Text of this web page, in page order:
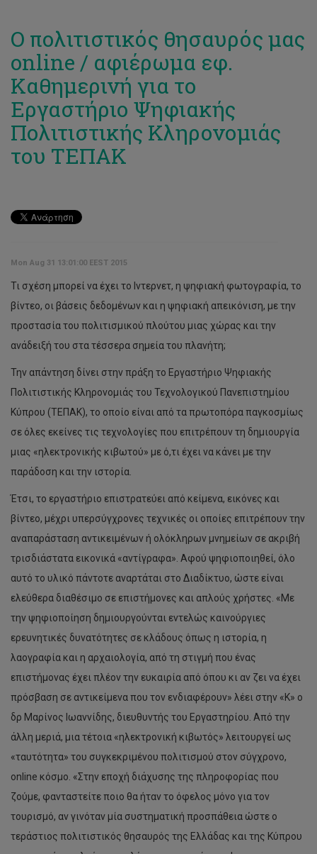
Ο πολιτιστικός θησαυρός μας
online / αφιέρωμα εφ.
Καθημερινή για το
Εργαστήριο Ψηφιακής
Πολιτιστικής Κληρονομιάς
του ΤΕΠΑΚ
Mon Aug 31 13:01:00 EEST 2015
Τι σχέση μπορεί να έχει το Ιντερνετ, η ψηφιακή φωτογραφία, το
βίντεο, οι βάσεις δεδομένων και η ψηφιακή απεικόνιση, με την
προστασία του πολιτισμικού πλούτου μιας χώρας και την
ανάδειξή του στα τέσσερα σημεία του πλανήτη;
Την απάντηση δίνει στην πράξη το Εργαστήριο Ψηφιακής
Πολιτιστικής Κληρονομιάς του Τεχνολογικού Πανεπιστημίου
Κύπρου (ΤΕΠΑΚ), το οποίο είναι από τα πρωτοπόρα παγκοσμίως
σε όλες εκείνες τις τεχνολογίες που επιτρέπουν τη δημιουργία
μιας «ηλεκτρονικής κιβωτού» με ό,τι έχει να κάνει με την
παράδοση και την ιστορία.
Έτσι, το εργαστήριο επιστρατεύει από κείμενα, εικόνες και
βίντεο, μέχρι υπερσύγχρονες τεχνικές οι οποίες επιτρέπουν την
αναπαράσταση αντικειμένων ή ολόκληρων μνημείων σε ακριβή
τρισδιάστατα εικονικά «αντίγραφα». Αφού ψηφιοποιηθεί, όλο
αυτό το υλικό πάντοτε αναρτάται στο Διαδίκτυο, ώστε είναι
ελεύθερα διαθέσιμο σε επιστήμονες και απλούς χρήστες. «Με
την ψηφιοποίηση δημιουργούνται εντελώς καινούργιες
ερευνητικές δυνατότητες σε κλάδους όπως η ιστορία, η
λαογραφία και η αρχαιολογία, από τη στιγμή που ένας
επιστήμονας έχει πλέον την ευκαιρία από όπου κι αν ζει να έχει
πρόσβαση σε αντικείμενα που τον ενδιαφέρουν» λέει στην «Κ» ο
δρ Μαρίνος Ιωαννίδης, διευθυντής του Εργαστηρίου. Από την
άλλη μεριά, μια τέτοια «ηλεκτρονική κιβωτός» λειτουργεί ως
«ταυτότητα» του συγκεκριμένου πολιτισμού στον σύγχρονο,
online κόσμο. «Στην εποχή διάχυσης της πληροφορίας που
ζούμε, φανταστείτε ποιο θα ήταν το όφελος μόνο για τον
τουρισμό, αν γινόταν μία συστηματική προσπάθεια ώστε ο
τεράστιος πολιτιστικός θησαυρός της Ελλάδας και της Κύπρου